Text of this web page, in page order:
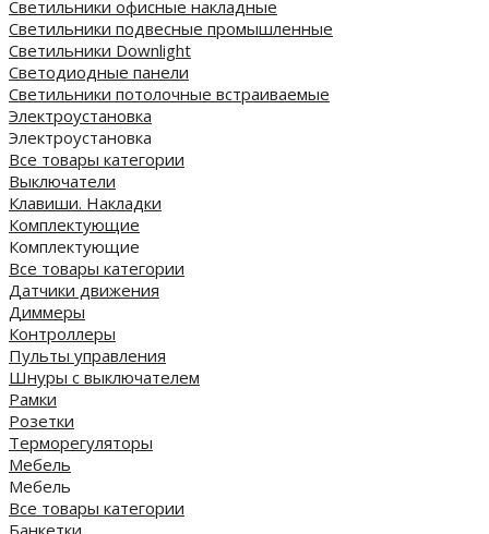
Светильники офисные накладные
Светильники подвесные промышленные
Светильники Downlight
Светодиодные панели
Cветильники потолочные встраиваемые
Электроустановка
Электроустановка
Все товары категории
Выключатели
Клавиши. Накладки
Комплектующие
Комплектующие
Все товары категории
Датчики движения
Диммеры
Контроллеры
Пульты управления
Шнуры с выключателем
Рамки
Розетки
Терморегуляторы
Мебель
Мебель
Все товары категории